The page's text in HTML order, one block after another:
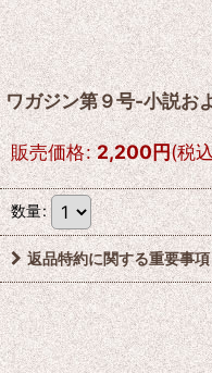
ワガジン第９号-小説お
販売価格: 2,200円(税
数量:
返品特約に関する重要事項